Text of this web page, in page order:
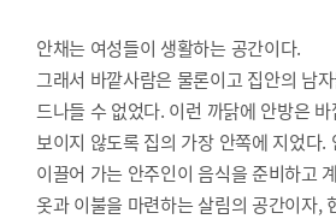
안채는 여성들이 생활하는 공간이다.
그래서 바깥사람은 물론이고 집안의 남
드나들 수 없었다. 이런 까닭에 안방은
보이지 않도록 집의 가장 안쪽에 지었다.
이끌어 가는 안주인이 음식을 준비하고
옷과 이불을 마련하는 살림의 공간이자,